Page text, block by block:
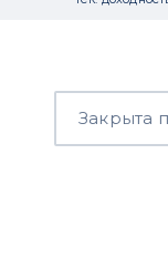
Закрыта